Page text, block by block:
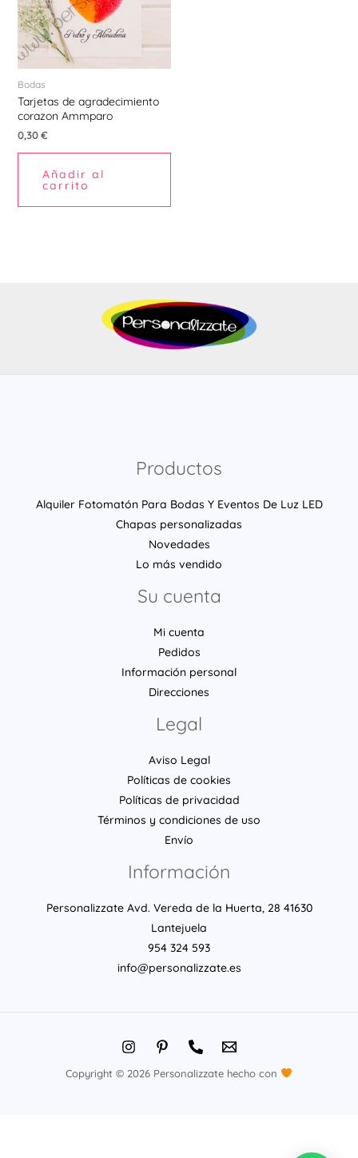
Bodas
Tarjetas de agradecimiento
corazon Ammparo
0,30€
Añadir al
carrito
Productos
Alquiler Fotomatón Para Bodas Y Eventos De Luz LED
Chapas personalizadas
Novedades
Lo más vendido
Su cuenta
Mi cuenta
Pedidos
Información personal
Direcciones
Legal
Aviso Legal
Políticas de cookies
Políticas de privacidad
Términos y condiciones de uso
Envío
Información
Personalizzate Avd. Vereda de la Huerta, 28 41630
Lantejuela
954 324 593
info@personalizzate.es
Copyright © 2026 Personalizzate hecho con